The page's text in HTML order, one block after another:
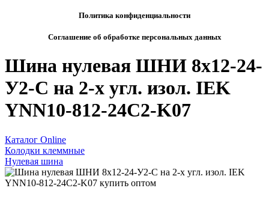
Политика конфиденциальности
Соглашение об обработке персональных данных
Шина нулевая ШНИ 8х12-24-
У2-С на 2-х угл. изол. IEK
YNN10-812-24C2-K07
Каталог Online
Колодки клеммные
Нулевая шина